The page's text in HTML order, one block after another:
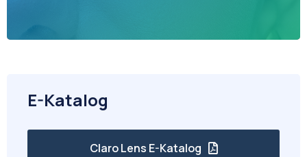
E-Katalog
Claro Lens E-Katalog